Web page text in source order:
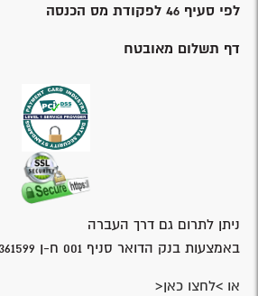
לפי סעיף 46 לפקודת מס הכנסה
דף תשלום מאובטח
ניתן לתרום גם דרך העברה
באמצעות בנק הדואר סניף 001 ח-ן 8361599
או >לחצו כאן<